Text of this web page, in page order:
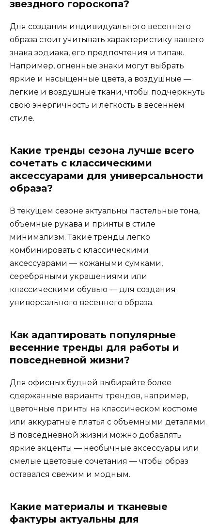
звездного гороскопа?
Для создания индивидуального весеннего
образа стоит учитывать характеристику вашего
знака зодиака, его предпочтения и типаж.
Например, огненные знаки могут выбрать
яркие и насыщенные цвета, а воздушные —
легкие и воздушные ткани, чтобы подчеркнуть
свою энергичность и легкость в весеннем
стиле.
Какие тренды сезона лучше всего
сочетать с классическими
аксессуарами для универсальности
образа?
В текущем сезоне актуальны пастельные тона,
объемные рукава и принты в стиле
минимализм. Такие тренды легко
комбинировать с классическими
аксессуарами — кожаными сумками,
серебряными украшениями или
классическими обувью — для создания
универсального весеннего образа.
Как адаптировать популярные
весенние тренды для работы и
повседневной жизни?
Для офисных будней выбирайте более
сдержанные варианты трендов, например,
цветочные принты на классическом костюме
или аккуратные платья с объемными деталями.
В повседневной жизни можно добавлять
яркие акценты — необычные аксессуары или
смелые цветовые сочетания — чтобы образ
оставался свежим и модным.
Какие материалы и тканевые
фактуры актуальны для